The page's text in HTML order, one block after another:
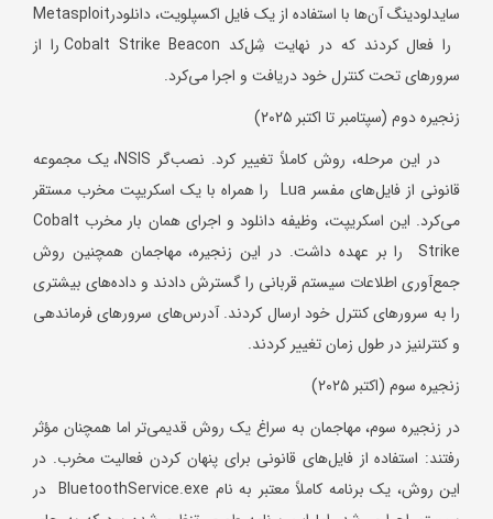
سایدلودینگ آن‌ها با استفاده از یک فایل اکسپلویت، دانلودرMetasploit
را فعال کردند که در نهایت شِل‌کد Cobalt Strike Beacon را از
سرورهای تحت کنترل خود دریافت و اجرا می‌کرد.
زنجیره دوم (سپتامبر تا اکتبر ۲۰۲۵)
در این مرحله، روش کاملاً تغییر کرد. نصب‌گر NSIS، یک مجموعه
قانونی از فایل‌های مفسر Lua را همراه با یک اسکریپت مخرب مستقر
می‌کرد. این اسکریپت، وظیفه دانلود و اجرای همان بار مخرب Cobalt
Strike را بر عهده داشت. در این زنجیره، مهاجمان همچنین روش
جمع‌آوری اطلاعات سیستم قربانی را گسترش دادند و داده‌های بیشتری
را به سرورهای کنترل خود ارسال کردند. آدرس‌های سرورهای فرماندهی
و کنترلنیز در طول زمان تغییر کردند.
زنجیره سوم (اکتبر ۲۰۲۵)
در زنجیره سوم، مهاجمان به سراغ یک روش قدیمی‌تر اما همچنان مؤثر
رفتند: استفاده از فایل‌های قانونی برای پنهان کردن فعالیت مخرب. در
این روش، یک برنامه کاملاً معتبر به نام BluetoothService.exe در